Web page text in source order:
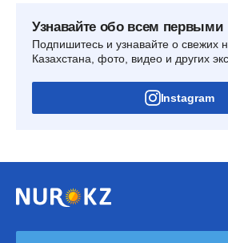
Узнавайте обо всем первыми
Подпишитесь и узнавайте о свежих
Казахстана, фото, видео и других
Instagram